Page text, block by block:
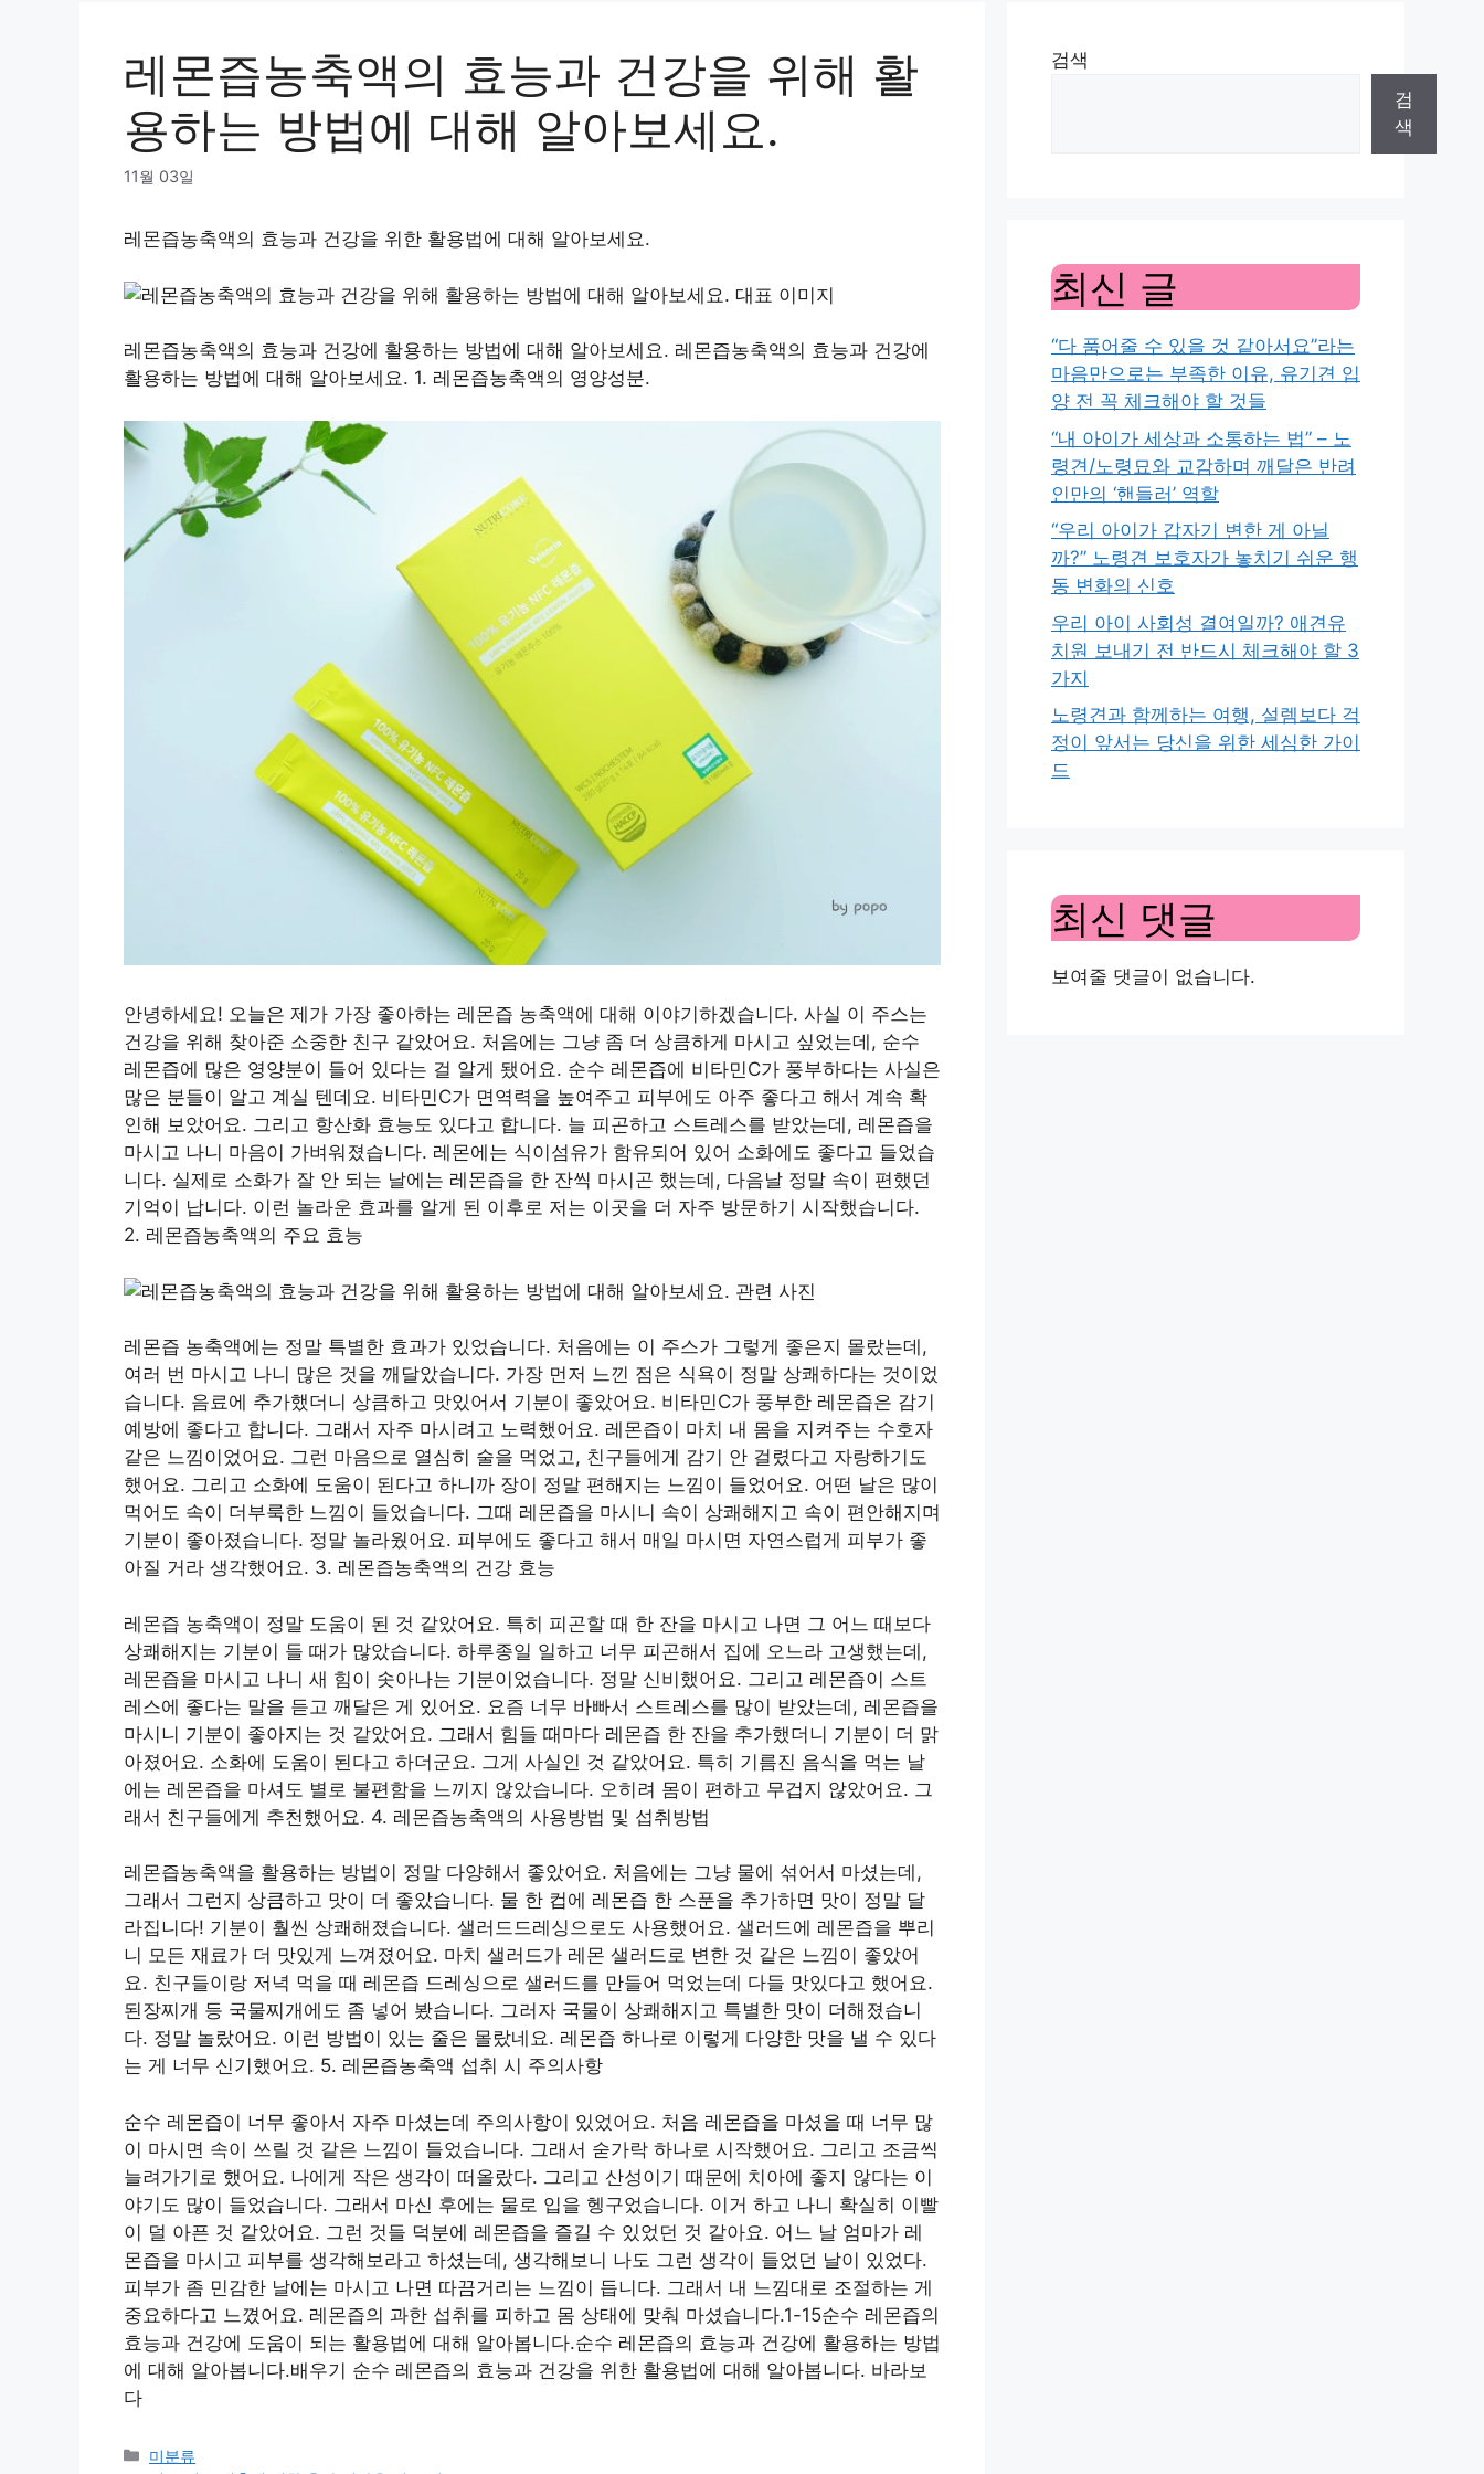
레몬즙농축액의 효능과 건강을 위해 활
용하는 방법에 대해 알아보세요.
11월 03일
레몬즙농축액의 효능과 건강을 위한 활용법에 대해 알아보세요.
레몬즙농축액의 효능과 건강에 활용하는 방법에 대해 알아보세요. 레몬즙농축액의 효능과 건강에
활용하는 방법에 대해 알아보세요. 1. 레몬즙농축액의 영양성분.
안녕하세요! 오늘은 제가 가장 좋아하는 레몬즙 농축액에 대해 이야기하겠습니다. 사실 이 주스는
건강을 위해 찾아준 소중한 친구 같았어요. 처음에는 그냥 좀 더 상큼하게 마시고 싶었는데, 순수
레몬즙에 많은 영양분이 들어 있다는 걸 알게 됐어요. 순수 레몬즙에 비타민C가 풍부하다는 사실은
많은 분들이 알고 계실 텐데요. 비타민C가 면역력을 높여주고 피부에도 아주 좋다고 해서 계속 확
인해 보았어요. 그리고 항산화 효능도 있다고 합니다. 늘 피곤하고 스트레스를 받았는데, 레몬즙을
마시고 나니 마음이 가벼워졌습니다. 레몬에는 식이섬유가 함유되어 있어 소화에도 좋다고 들었습
니다. 실제로 소화가 잘 안 되는 날에는 레몬즙을 한 잔씩 마시곤 했는데, 다음날 정말 속이 편했던
기억이 납니다. 이런 놀라운 효과를 알게 된 이후로 저는 이곳을 더 자주 방문하기 시작했습니다.
2. 레몬즙농축액의 주요 효능
레몬즙 농축액에는 정말 특별한 효과가 있었습니다. 처음에는 이 주스가 그렇게 좋은지 몰랐는데,
여러 번 마시고 나니 많은 것을 깨달았습니다. 가장 먼저 느낀 점은 식욕이 정말 상쾌하다는 것이었
습니다. 음료에 추가했더니 상큼하고 맛있어서 기분이 좋았어요. 비타민C가 풍부한 레몬즙은 감기
예방에 좋다고 합니다. 그래서 자주 마시려고 노력했어요. 레몬즙이 마치 내 몸을 지켜주는 수호자
같은 느낌이었어요. 그런 마음으로 열심히 술을 먹었고, 친구들에게 감기 안 걸렸다고 자랑하기도
했어요. 그리고 소화에 도움이 된다고 하니까 장이 정말 편해지는 느낌이 들었어요. 어떤 날은 많이
먹어도 속이 더부룩한 느낌이 들었습니다. 그때 레몬즙을 마시니 속이 상쾌해지고 속이 편안해지며
기분이 좋아졌습니다. 정말 놀라웠어요. 피부에도 좋다고 해서 매일 마시면 자연스럽게 피부가 좋
아질 거라 생각했어요. 3. 레몬즙농축액의 건강 효능
레몬즙 농축액이 정말 도움이 된 것 같았어요. 특히 피곤할 때 한 잔을 마시고 나면 그 어느 때보다
상쾌해지는 기분이 들 때가 많았습니다. 하루종일 일하고 너무 피곤해서 집에 오느라 고생했는데,
레몬즙을 마시고 나니 새 힘이 솟아나는 기분이었습니다. 정말 신비했어요. 그리고 레몬즙이 스트
레스에 좋다는 말을 듣고 깨달은 게 있어요. 요즘 너무 바빠서 스트레스를 많이 받았는데, 레몬즙을
마시니 기분이 좋아지는 것 같았어요. 그래서 힘들 때마다 레몬즙 한 잔을 추가했더니 기분이 더 맑
아졌어요. 소화에 도움이 된다고 하더군요. 그게 사실인 것 같았어요. 특히 기름진 음식을 먹는 날
에는 레몬즙을 마셔도 별로 불편함을 느끼지 않았습니다. 오히려 몸이 편하고 무겁지 않았어요. 그
래서 친구들에게 추천했어요. 4. 레몬즙농축액의 사용방법 및 섭취방법
레몬즙농축액을 활용하는 방법이 정말 다양해서 좋았어요. 처음에는 그냥 물에 섞어서 마셨는데,
그래서 그런지 상큼하고 맛이 더 좋았습니다. 물 한 컵에 레몬즙 한 스푼을 추가하면 맛이 정말 달
라집니다! 기분이 훨씬 상쾌해졌습니다. 샐러드드레싱으로도 사용했어요. 샐러드에 레몬즙을 뿌리
니 모든 재료가 더 맛있게 느껴졌어요. 마치 샐러드가 레몬 샐러드로 변한 것 같은 느낌이 좋았어
요. 친구들이랑 저녁 먹을 때 레몬즙 드레싱으로 샐러드를 만들어 먹었는데 다들 맛있다고 했어요.
된장찌개 등 국물찌개에도 좀 넣어 봤습니다. 그러자 국물이 상쾌해지고 특별한 맛이 더해졌습니
다. 정말 놀랐어요. 이런 방법이 있는 줄은 몰랐네요. 레몬즙 하나로 이렇게 다양한 맛을 낼 수 있다
는 게 너무 신기했어요. 5. 레몬즙농축액 섭취 시 주의사항
순수 레몬즙이 너무 좋아서 자주 마셨는데 주의사항이 있었어요. 처음 레몬즙을 마셨을 때 너무 많
이 마시면 ​​속이 쓰릴 것 같은 느낌이 들었습니다. 그래서 숟가락 하나로 시작했어요. 그리고 조금씩
늘려가기로 했어요. 나에게 작은 생각이 떠올랐다. 그리고 산성이기 때문에 치아에 좋지 않다는 이
야기도 많이 들었습니다. 그래서 마신 후에는 물로 입을 헹구었습니다. 이거 하고 나니 확실히 이빨
이 덜 아픈 것 같았어요. 그런 것들 덕분에 레몬즙을 즐길 수 있었던 것 같아요. 어느 날 엄마가 레
몬즙을 마시고 피부를 생각해보라고 하셨는데, 생각해보니 나도 그런 생각이 들었던 날이 있었다.
피부가 좀 민감한 날에는 마시고 나면 따끔거리는 느낌이 듭니다. 그래서 내 느낌대로 조절하는 게
중요하다고 느꼈어요. 레몬즙의 과한 섭취를 피하고 몸 상태에 맞춰 마셨습니다.1-15순수 레몬즙의
효능과 건강에 도움이 되는 활용법에 대해 알아봅니다.순수 레몬즙의 효능과 건강에 활용하는 방법
에 대해 알아봅니다.배우기 순수 레몬즙의 효능과 건강을 위한 활용법에 대해 알아봅니다. 바라보
다
Categories
미분류
검색
검
색
최신 글
“다 품어줄 수 있을 것 같아서요”라는
마음만으로는 부족한 이유, 유기견 입
양 전 꼭 체크해야 할 것들
“내 아이가 세상과 소통하는 법” – 노
령견/노령묘와 교감하며 깨달은 반려
인만의 ‘핸들러’ 역할
“우리 아이가 갑자기 변한 게 아닐
까?” 노령견 보호자가 놓치기 쉬운 행
동 변화의 신호
우리 아이 사회성 결여일까? 애견유
치원 보내기 전 반드시 체크해야 할 3
가지
노령견과 함께하는 여행, 설렘보다 걱
정이 앞서는 당신을 위한 세심한 가이
드
최신 댓글
보여줄 댓글이 없습니다.